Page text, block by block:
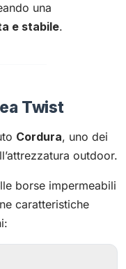
una
e stabile.
Twist
Cordura, uno dei
outdoor.
borse impermeabili
caratteristiche